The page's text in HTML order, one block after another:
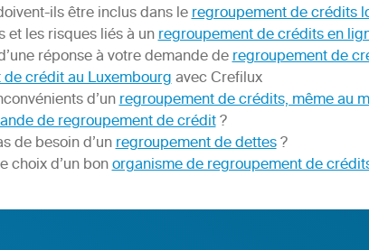
ils être inclus dans leregroupement de crédits
et les risques liés à unregroupement de crédits en
réponse à votre demande deregroupement de
crédit au Luxembourgavec Crefilux
d’unregroupement de crédits, même au
de regroupement de crédit?
de besoin d’unregroupement de dettes?
choix d’un bonorganisme de regroupement de